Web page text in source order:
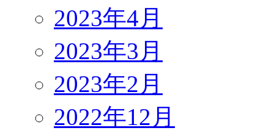
2023年4月
2023年3月
2023年2月
2022年12月